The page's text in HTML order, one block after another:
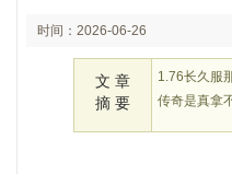
时间：2026-06-26
文 章
摘 要
1.76长久服
传奇是真拿